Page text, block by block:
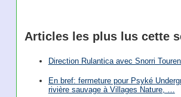
Articles les plus lus cette
Direction Rulantica avec Snorri
En bref: fermeture pour Psyké
rivière sauvage à Villages Nature, …